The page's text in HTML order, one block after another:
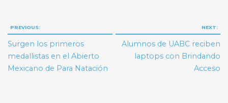
Navegación
de
entradas
PREVIOUS:
Surgen los primeros
medallistas en el Abierto
Mexicano de Para Natación
NEXT:
Alumnos de UABC reciben
laptops con Brindando
Acceso